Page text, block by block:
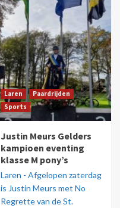
Laren
Paardrijden
Sports
Justin Meurs Gelders
kampioen eventing
klasse M pony’s
Laren - Afgelopen zaterdag
is Justin Meurs met No
Regrette van de St.